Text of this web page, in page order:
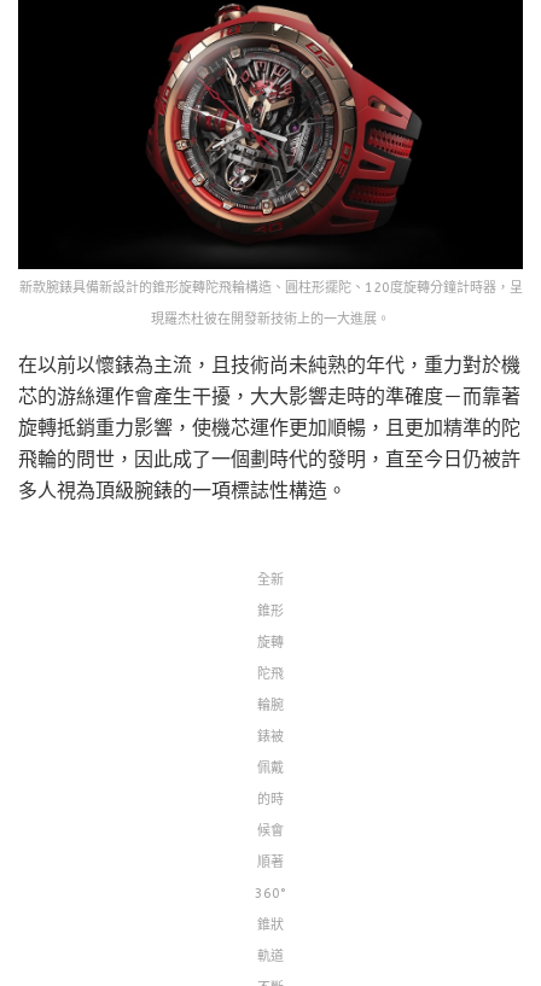
新款腕錶具備新設計的錐形旋轉陀飛輪構造、圓柱形擺陀、120度旋轉分鐘計時器，呈
現羅杰杜彼在開發新技術上的一大進展。
在以前以懷錶為主流，且技術尚未純熟的年代，重力對於機
芯的游絲運作會產生干擾，大大影響走時的準確度－而靠著
旋轉抵銷重力影響，使機芯運作更加順暢，且更加精準的陀
飛輪的問世，因此成了一個劃時代的發明，直至今日仍被許
多人視為頂級腕錶的一項標誌性構造。
全新
錐形
旋轉
陀飛
輪腕
錶被
佩戴
的時
候會
順著
360°
錐狀
軌道